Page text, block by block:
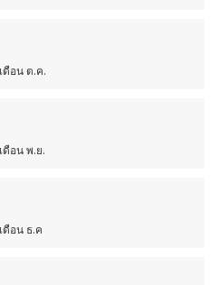
อน ต.ค.
อน พ.ย.
อน ธ.ค